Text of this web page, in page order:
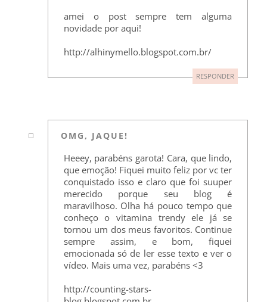
amei o post sempre tem alguma
novidade por aqui!
http://alhinymello.blogspot.com.br/
RESPONDER
OMG, JAQUE!
Heeey, parabéns garota! Cara, que lindo,
que emoção! Fiquei muito feliz por vc ter
conquistado isso e claro que foi suuper
merecido porque seu blog é
maravilhoso. Olha há pouco tempo que
conheço o vitamina trendy ele já se
tornou um dos meus favoritos. Continue
sempre assim, e bom, fiquei
emocionada só de ler esse texto e ver o
vídeo. Mais uma vez, parabéns <3
http://counting-stars-